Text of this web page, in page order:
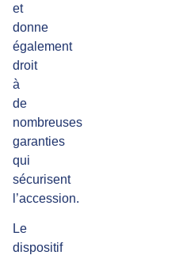
et
donne
également
droit
à
de
nombreuses
garanties
qui
sécurisent
l’accession.
Le
dispositif